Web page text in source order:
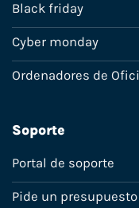
Black friday
Cyber monday
Ordenadores de
Soporte
Portal de soporte
Pide un presupuesto